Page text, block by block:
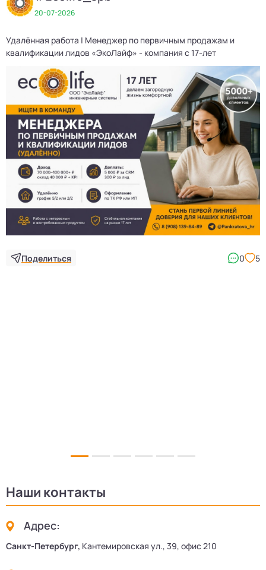
20-07-2026
Удалённая работа | Менеджер по первичным продажам и
квалификации лидов «ЭкоЛайф» - компания с 17-лет
Поделиться 0 5
Наши контакты
Адрес:
Санкт-Петербург, Кантемировская ул., 39, офис 210